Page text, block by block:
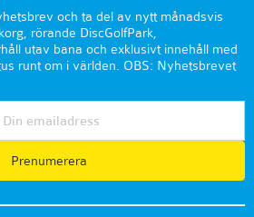
och ta del av nytt månadsvis
rörande DiscGolfPark,
utav bana och exklusivt innehåll med
runt om i världen. OBS: Nyhetsbrevet
Prenumerera